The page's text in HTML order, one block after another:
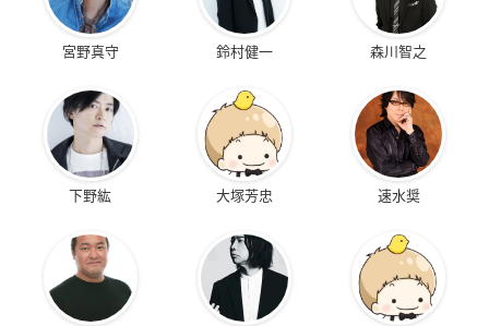
宮野真守 鈴村健一 森川智之
下野紘 大塚芳忠 速水奨